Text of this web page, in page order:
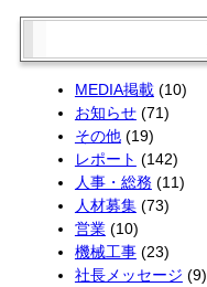
1月 (2)
1月 (2)
4月 (1)
2月 (4)
MEDIA掲載(10)
お知らせ(71)
その他(19)
レポート (142)
人事・総務 (11)
人材募集(73)
営業(10)
機械工事(23)
社長メッセージ (9)